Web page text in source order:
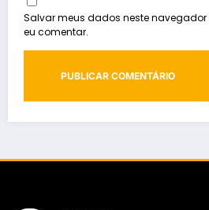
Salvar meus dados neste
eu comentar.